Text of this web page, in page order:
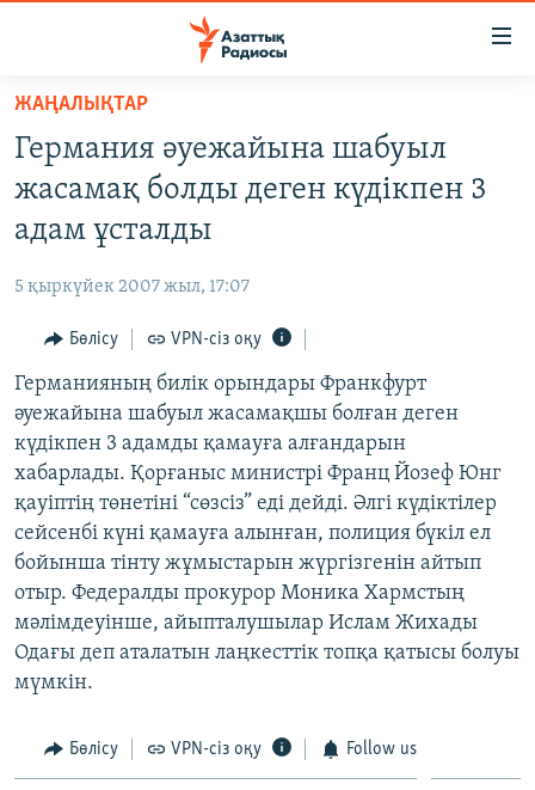
Skip
main
content
to
main
Navigation
Search
САЯСАТ
АДАМ ҚҰҚЫҚТАРЫ
ӘЛЕУМЕТ
ӘЛЕМ
АРНАЙЫ ЖОБАЛАР
Русский
ЖАЗЫЛЫҢЫЗ
Басқа тілдерде
ЖАҢАЛЫҚТАР
Германия әуежайына шабуыл
жасамақ болды деген күдікпен 3
адам ұсталды
5 қыркүйек 2007 жыл, 17:07
Бөлісу VPN-сіз оқу
Германияның билік орындары Франкфурт
әуежайына шабуыл жасамақшы болған деген
күдікпен 3 адамды қамауға алғандарын
хабарлады. Қорғаныс министрі Франц Йозеф Юнг
қауіптің төнетіні “сөзсіз” еді дейді. Әлгі күдіктілер
сейсенбі күні қамауға алынған, полиция бүкіл ел
бойынша тінту жұмыстарын жүргізгенін айтып
отыр. Федералды прокурор Моника Хармстың
мәлімдеуінше, айыпталушылар Ислам Жихады
Одағы деп аталатын лаңкесттік топқа қатысы болуы
мүмкін.
Бөлісу VPN-сіз оқу Follow us